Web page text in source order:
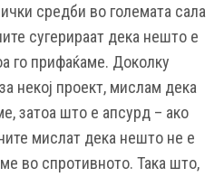
средби во големата сала
сугерираат дека нешто е
го прифаќаме. Доколку
некој проект, мислам дека
затоа што е апсурд – ако
мислат дека нешто не е
во спротивното. Така што,